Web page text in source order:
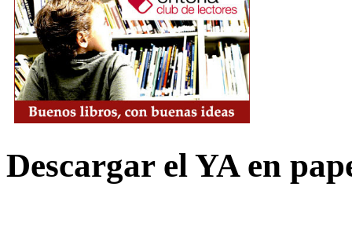
Descargar el YA en